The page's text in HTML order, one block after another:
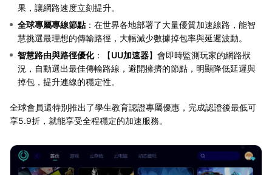
果，讓網路速度立刻提升。
全球專屬專線節點：在世界各地部署了大量優質加速線路，能智
慧挑選最理想的傳輸路徑，大幅減少數據掉包率與延遲波動。
智慧路由與路徑優化：【UU加速器】會即時監測玩家的網路狀
況，自動選出最佳傳輸路線，避開擁擠的節點，明顯降低延遲與
掉包，提升連線的穩定性。
全球會員還特別推出了學生教育認證專屬優惠，完成認證後最低可
享5.9折，就能享受全程穩定的加速服務。